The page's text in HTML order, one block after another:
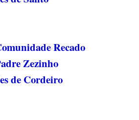
Recado
Zezinho
de Cordeiro